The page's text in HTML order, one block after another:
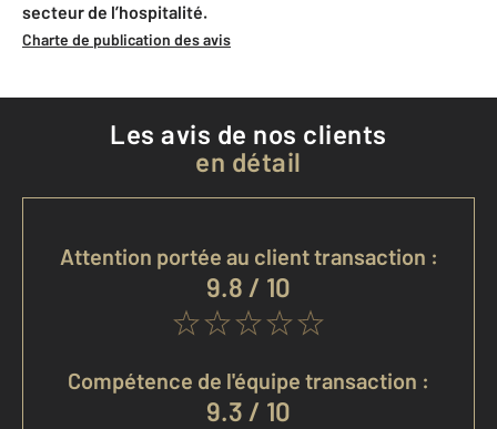
secteur de l’hospitalité.
Charte de publication des avis
Les avis de nos clients
en détail
Attention portée au client transaction :
9.8 / 10
Compétence de l'équipe transaction :
9.3 / 10